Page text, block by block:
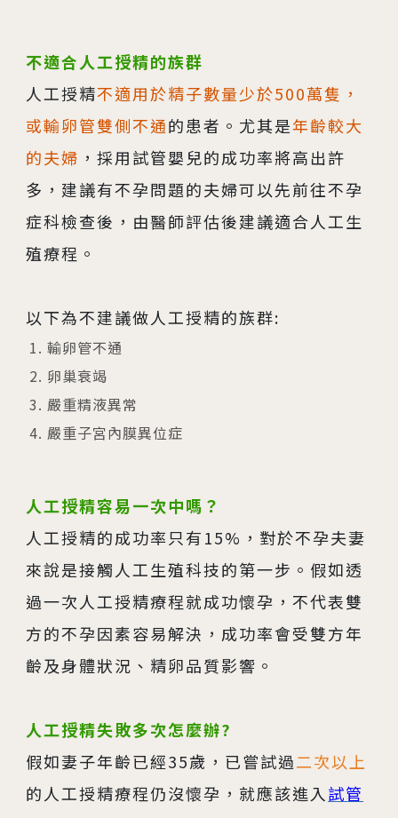
不適合人工授精的族群
人工授精不適用於精子數量少於500萬隻，
或輸卵管雙側不通的患者。尤其是年齡較大
的夫婦 ，採用試管嬰兒的成功率將高出許
多，建議有不孕問題的夫婦可以先前往不孕
症科檢查後，由醫師評估後建議適合人工生
殖療程。
以下為不建議做人工授精的族群:
輸卵管不通
卵巢衰竭
嚴重精液異常
嚴重子宮內膜異位症
人工授精容易一次中嗎？
人工授精的成功率只有15%，對於不孕夫妻
來說是接觸人工生殖科技的第一步。假如透
過一次人工授精療程就成功懷孕，不代表雙
方的不孕因素容易解決，成功率會受雙方年
齡及身體狀況、精卵品質影響。
人工授精失敗多次怎麼辦?
假如妻子年齡已經35歲，已嘗試過二次以上
的人工授精療程仍沒懷孕，就應該進入 試管